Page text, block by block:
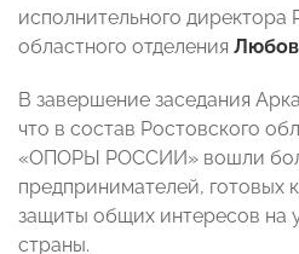
исполнительного директора
областного отделения
В завершение заседания
что в состав Ростовского
«ОПОРЫ РОССИИ» вошли
предпринимателей, готовых
защиты общих интересов на
страны.